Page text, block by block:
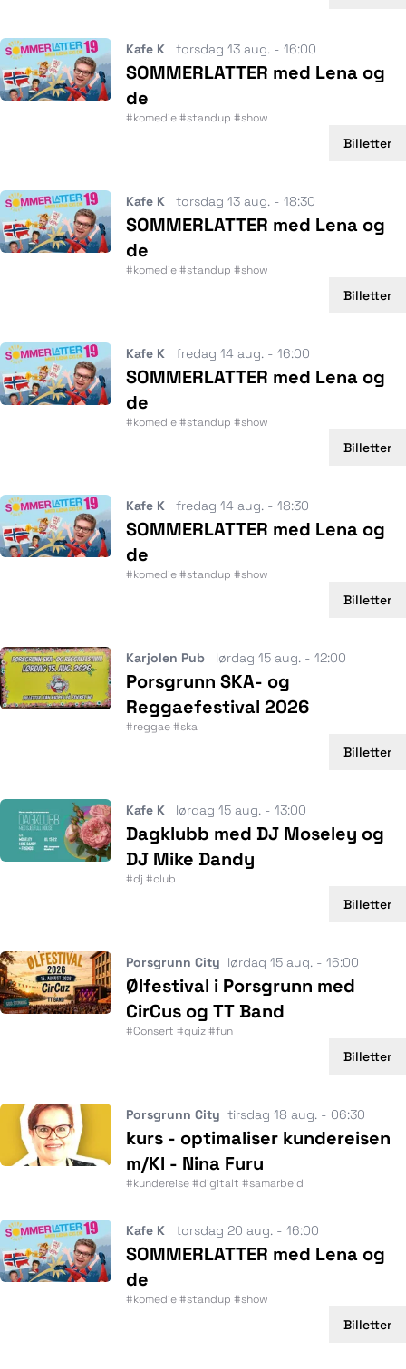
Kafe K torsdag 13 aug. - 16:00
SOMMERLATTER med Lena og
de
#komedie #standup #show
Billetter
Kafe K torsdag 13 aug. - 18:30
SOMMERLATTER med Lena og
de
#komedie #standup #show
Billetter
Kafe K fredag 14 aug. - 16:00
SOMMERLATTER med Lena og
de
#komedie #standup #show
Billetter
Kafe K fredag 14 aug. - 18:30
SOMMERLATTER med Lena og
de
#komedie #standup #show
Billetter
Karjolen Pub lørdag 15 aug. - 12:00
Porsgrunn SKA- og
Reggaefestival 2026
#reggae #ska
Billetter
Kafe K lørdag 15 aug. - 13:00
Dagklubb med DJ Moseley og
DJ Mike Dandy
#dj #club
Billetter
Porsgrunn City lørdag 15 aug. - 16:00
Ølfestival i Porsgrunn med
CirCus og TT Band
#Consert #quiz #fun
Billetter
Porsgrunn City tirsdag 18 aug. - 06:30
kurs - optimaliser kundereisen
m/KI - Nina Furu
#kundereise #digitalt #samarbeid
Kafe K torsdag 20 aug. - 16:00
SOMMERLATTER med Lena og
de
#komedie #standup #show
Billetter